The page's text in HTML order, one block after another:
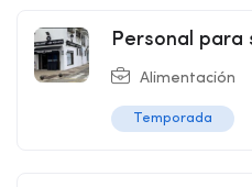
Personal para
Alimentación
Temporada